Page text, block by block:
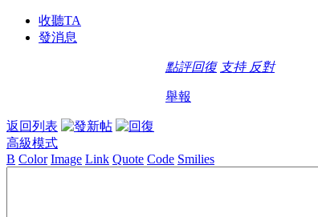
收聽TA
發消息
點評回復 支持 反對
舉報
返回列表
高級模式
B Color Image Link Quote Code Smilies